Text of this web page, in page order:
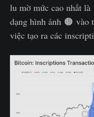
lu mờ mức cao nhất
dạng hình ảnh 🟠 vào
việc tạo ra các